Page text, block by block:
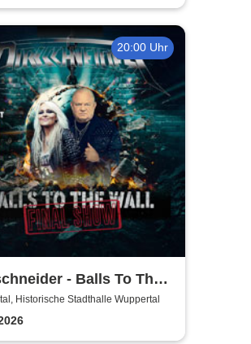
20:00 Uhr
- Balls To The
Historische Stadthalle Wuppertal